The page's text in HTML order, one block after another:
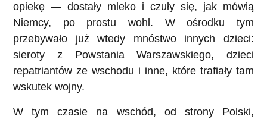
opiekę — dostały mleko i czuły się, jak mówią
Niemcy, po prostu wohl. W ośrodku tym
przebywało już wtedy mnóstwo innych dzieci:
sieroty z Powstania Warszawskiego, dzieci
repatriantów ze wschodu i inne, które trafiały tam
wskutek wojny.
W tym czasie na wschód, od strony Polski,